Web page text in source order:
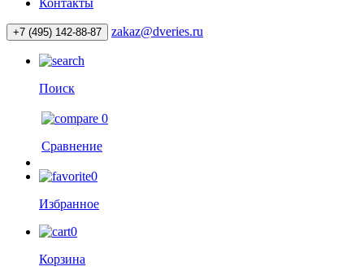
Контакты
+7 (495) 142-88-87 zakaz@dveries.ru
Поиск
0
Сравнение
0
Избранное
0
Корзина